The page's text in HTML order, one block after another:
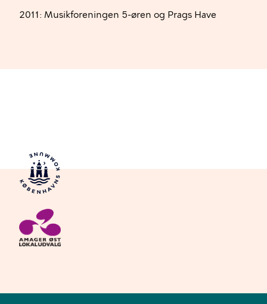
2011: Musikforeningen 5-øren og Prags Have